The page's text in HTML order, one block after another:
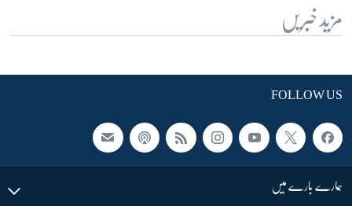
مزید خبریں
FOLLOW US
ہمارے بارے میں